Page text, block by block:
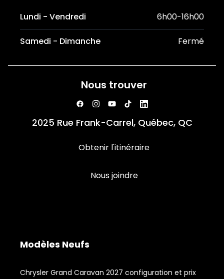
Lundi - Vendredi 6h00-16h00
Samedi - Dimanche Fermé
Nous trouver
2025 Rue Frank-Carrel, Québec, QC
Obtenir l'itinéraire
Nous joindre
Modèles Neufs
Chrysler Grand Caravan 2027 configuration et prix